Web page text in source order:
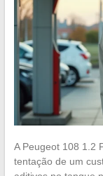
A Peugeot 108 1.2
tentação de um